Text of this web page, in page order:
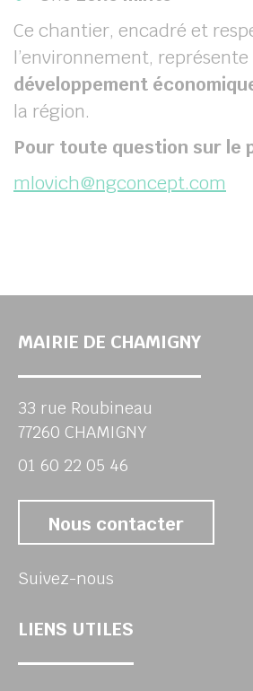
Ce chantier, encadré et
l’environnement, représente
développement
la région.
Pour toute question sur le
mlovich@ngconcept.com
MAIRIE DE CHAMIGNY
33 rue Roubineau
77260 CHAMIGNY
01 60 22 05 46
Nous contacter
Suivez-nous
LIENS UTILES